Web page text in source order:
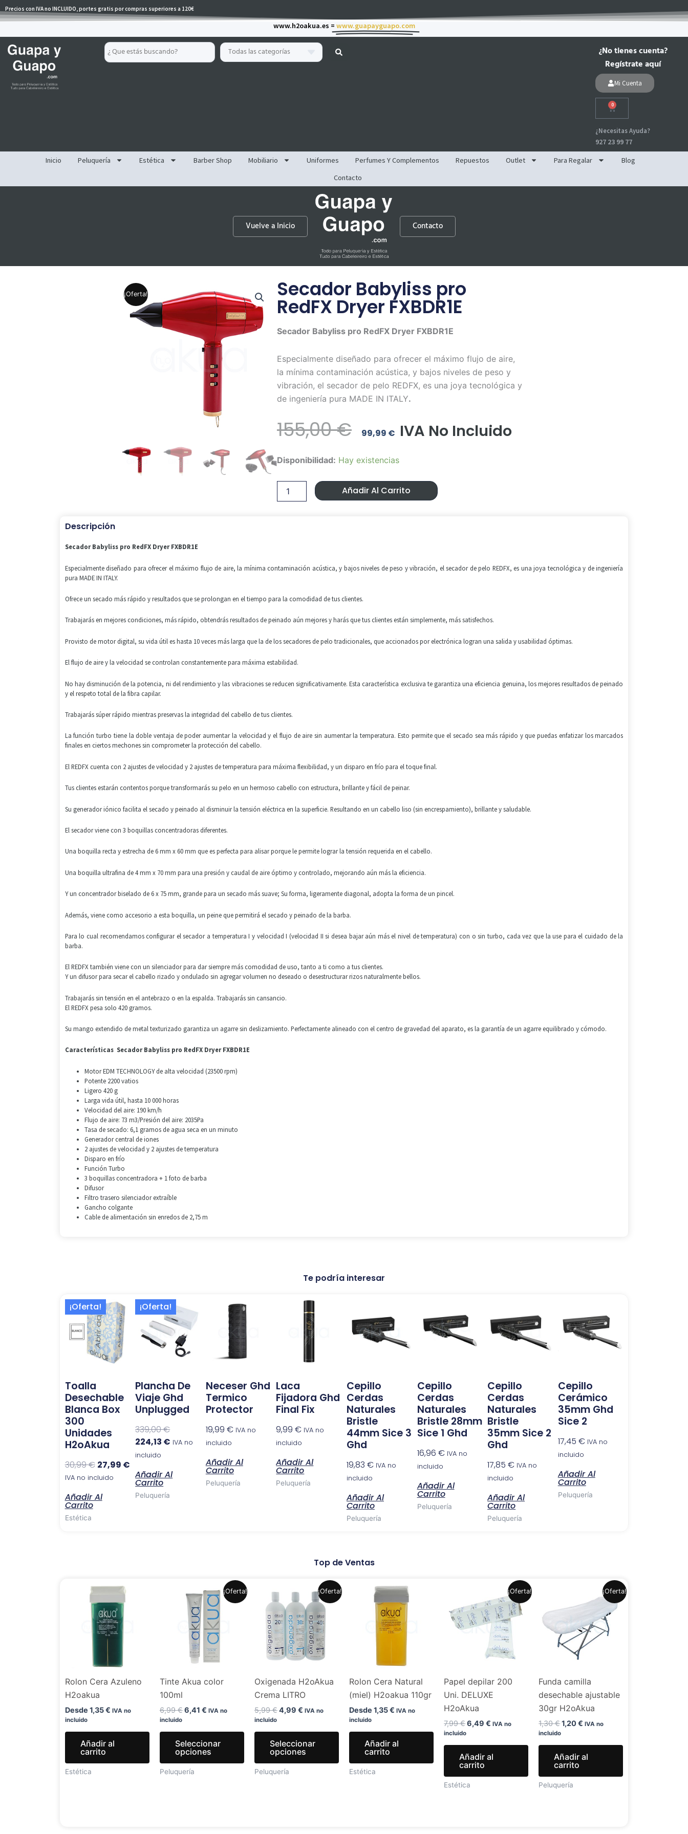
al
Precios con IVA no INCLUIDO, portes gratis por compras superiores a 120€
www.h2oakua.es = www.guapayguapo.com
Search
...
Todas las categorías
¿No tienes cuenta?
Regístrate aquí
Mi Cuenta
0
Carrito
¿Necesitas Ayuda?
927 23 99 77
Inicio Peluquería Estética Barber Shop Mobiliario Uniformes Perfumes Y Complementos Repuestos Outlet Para Regalar
Blog
Contacto
Vuelve a Inicio Contacto
¡Oferta! Secador Babyliss pro
RedFX Dryer FXBDR1E
Secador Babyliss pro RedFX Dryer FXBDR1E
Especialmente diseñado para ofrecer el máximo flujo de aire,
la mínima contaminación acústica, y bajos niveles de peso y
vibración, el secador de pelo REDFX, es una joya tecnológica y
de ingeniería pura MADE IN ITALY.
155,00€ El
Original
Era:
155,00 €.
99,99 €El
Actual
Es:
99,99 €.
IVA No Incluido
Disponibilidad: Hay existencias
Secador
Babyliss
RedFX
Añadir Al Carrito
Descripción
Secador Babyliss pro RedFX Dryer FXBDR1E
Especialmente diseñado para ofrecer el máximo flujo de aire, la mínima contaminación acústica, y bajos niveles de peso y vibración, el secador de pelo REDFX, es una joya tecnológica y de ingeniería
pura MADE IN ITALY.
Ofrece un secado más rápido y resultados que se prolongan en el tiempo para la comodidad de tus clientes.
Trabajarás en mejores condiciones, más rápido, obtendrás resultados de peinado aún mejores y harás que tus clientes están simplemente, más satisfechos.
Provisto de motor digital, su vida útil es hasta 10 veces más larga que la de los secadores de pelo tradicionales, que accionados por electrónica logran una salida y usabilidad óptimas.
El flujo de aire y la velocidad se controlan constantemente para máxima estabilidad.
No hay disminución de la potencia, ni del rendimiento y las vibraciones se reducen significativamente. Esta característica exclusiva te garantiza una eficiencia genuina, los mejores resultados de peinado
y el respeto total de la fibra capilar.
Trabajarás súper rápido mientras preservas la integridad del cabello de tus clientes.
La función turbo tiene la doble ventaja de poder aumentar la velocidad y el flujo de aire sin aumentar la temperatura. Esto permite que el secado sea más rápido y que puedas enfatizar los marcados
finales en ciertos mechones sin comprometer la protección del cabello.
El REDFX cuenta con 2 ajustes de velocidad y 2 ajustes de temperatura para máxima flexibilidad, y un disparo en frío para el toque final.
Tus clientes estarán contentos porque transformarás su pelo en un hermoso cabello con estructura, brillante y fácil de peinar.
Su generador iónico facilita el secado y peinado al disminuir la tensión eléctrica en la superficie. Resultando en un cabello liso (sin encrespamiento), brillante y saludable.
El secador viene con 3 boquillas concentradoras diferentes.
Una boquilla recta y estrecha de 6 mm x 60 mm que es perfecta para alisar porque le permite lograr la tensión requerida en el cabello.
Una boquilla ultrafina de 4 mm x 70 mm para una presión y caudal de aire óptimo y controlado, mejorando aún más la eficiencia.
Y un concentrador biselado de 6 x 75 mm, grande para un secado más suave; Su forma, ligeramente diagonal, adopta la forma de un pincel.
Además, viene como accesorio a esta boquilla, un peine que permitirá el secado y peinado de la barba.
Para lo cual recomendamos configurar el secador a temperatura I y velocidad I (velocidad II si desea bajar aún más el nivel de temperatura) con o sin turbo, cada vez que la use para el cuidado de la
barba.
El REDFX también viene con un silenciador para dar siempre más comodidad de uso, tanto a ti como a tus clientes.
Y un difusor para secar el cabello rizado y ondulado sin agregar volumen no deseado o desestructurar rizos naturalmente bellos.
Trabajarás sin tensión en el antebrazo o en la espalda. Trabajarás sin cansancio.
El REDFX pesa solo 420 gramos.
Su mango extendido de metal texturizado garantiza un agarre sin deslizamiento. Perfectamente alineado con el centro de gravedad del aparato, es la garantía de un agarre equilibrado y cómodo.
Características Secador Babyliss pro RedFX Dryer FXBDR1E
Motor EDM TECHNOLOGY de alta velocidad (23500 rpm)
Potente 2200 vatios
Ligero 420 g
Larga vida útil, hasta 10 000 horas
Velocidad del aire: 190 km/h
Flujo de aire: 73 m3/Presión del aire: 2035Pa
Tasa de secado: 6,1 gramos de agua seca en un minuto
Generador central de iones
2 ajustes de velocidad y 2 ajustes de temperatura
Disparo en frío
Función Turbo
3 boquillas concentradora + 1 foto de barba
Difusor
Filtro trasero silenciador extraíble
Gancho colgante
Cable de alimentación sin enredos de 2,75 m
Te podría interesar
¡Oferta!
Toalla
Desechable
Blanca Box
300
Unidades
H2oAkua
30,99€
El
precio
original
era:
30,99 €.
27,99 €
precio
actual
IVA no incluido
Añadir Al
Carrito
Estética
¡Oferta!
Plancha De
Viaje Ghd
Unplugged
339,00€
El
precio
original
era:
339,00 €.
224,13 €
El
precio
actual
es:
224,13 €.
IVA no
incluido
Añadir Al
Carrito
Peluquería
Neceser Ghd
Termico
Protector
19,99 € IVA no
incluido
Añadir Al
Carrito
Peluquería
Laca
Fijadora Ghd
Final Fix
9,99€ IVA no
incluido
Añadir Al
Carrito
Peluquería
Cepillo
Cerdas
Naturales
Bristle
44mm Sice 3
Ghd
19,83 € IVA no
incluido
Añadir Al
Carrito
Peluquería
Cepillo
Cerdas
Naturales
Bristle 28mm
Sice 1 Ghd
16,96 € IVA no
incluido
Añadir Al
Carrito
Peluquería
Cepillo
Cerdas
Naturales
Bristle
35mm Sice 2
Ghd
17,85€ IVA no
incluido
Añadir Al
Carrito
Peluquería
Cepillo
Cerámico
35mm Ghd
Sice 2
17,45 € IVA no
incluido
Añadir Al
Carrito
Peluquería
Top de Ventas
Rolon Cera Azuleno
H2oakua
Desde 1,35€ IVA no
incluido
Añadir al
carrito
Estética
¡Oferta!
Tinte Akua color
100ml
6,99€
precio
original
era:
6,99 €.
6,41 €
precio
actual
es:
6,41 €.
IVA no
incluido
Seleccionar
opciones
Este
producto
múltiples
variantes.
pueden
elegir
la
de
producto
Peluquería
¡Oferta!
Oxigenada H2oAkua
Crema LITRO
5,99€
precio
original
era:
5,99 €.
4,99 €
precio
actual
es:
4,99 €.
IVA no
incluido
Seleccionar
opciones
Este
producto
pueden
elegir
la
de
producto
Peluquería
Rolon Cera Natural
(miel) H2oakua 110gr
Desde 1,35€ IVA no
incluido
Añadir al
carrito
Estética
¡Oferta!
Papel depilar 200
Uni. DELUXE
H2oAkua
7,99€
original
era:
7,99 €.
6,49€
precio
actual
es:
6,49 €.
IVA no
incluido
Añadir al
carrito
Estética
¡Oferta!
Funda camilla
desechable ajustable
30gr H2oAkua
1,30€
original
1,30 €.
1,20€
precio
actual
1,20 €.
IVA no
incluido
Añadir al
carrito
Peluquería